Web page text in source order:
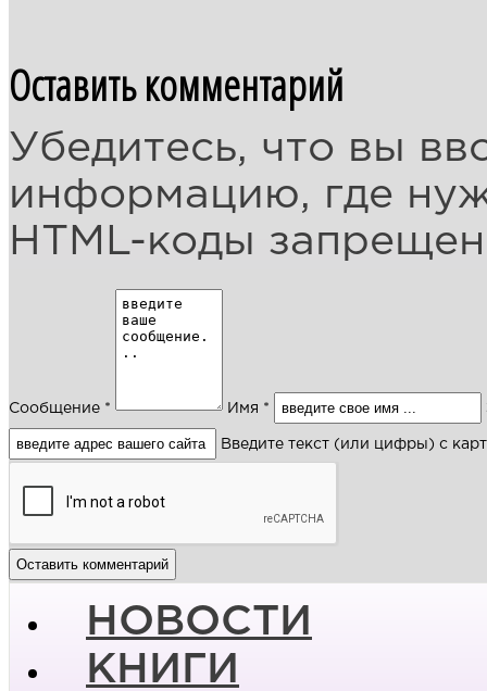
Оставить комментарий
Убедитесь, что вы
информацию, где
HTML-коды
Сообщение * Имя *
Введите текст (или цифры) с
НОВОСТИ
КНИГИ